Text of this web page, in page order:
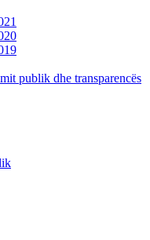
publik dhe transparencës